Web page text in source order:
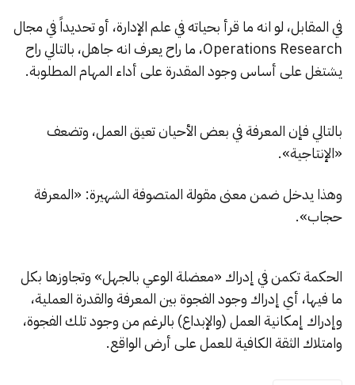
في المقابل، لو انه ما قرأ بحياته في علم الإدارة، أو تحديداً في مجال
Operations Research، ما راح يعرف انه جاهل، بالتالي راح
يشتغل على أساس وجود المقدرة على أداء المهام المطلوبة.
بالتالي فإن المعرفة في بعض الأحيان تعيق العمل، وتضعف
«الإنتاجية».
وهذا يدخل ضمن معنى مقولة المتصوفة الشهيرة: «المعرفة
حجاب».
الحكمة تكمن في إدراك «معضلة الوعي بالجهل» وتجاوزها بكل
ما فيها، أي إدراك وجود الفجوة بين المعرفة والقدرة العملية،
وإدراك إمكانية العمل (والإبداع) بالرغم من وجود تلك الفجوة،
وامتلاك الثقة الكافية للعمل على أرض الواقع.